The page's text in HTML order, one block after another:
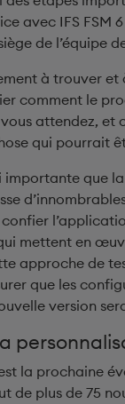
avec IFS
de l’équipe
à trouver
comment le
attendez, et
qui pourrait
que
mettent en
approche de
que les
version
est la prochaine
de plus de 75